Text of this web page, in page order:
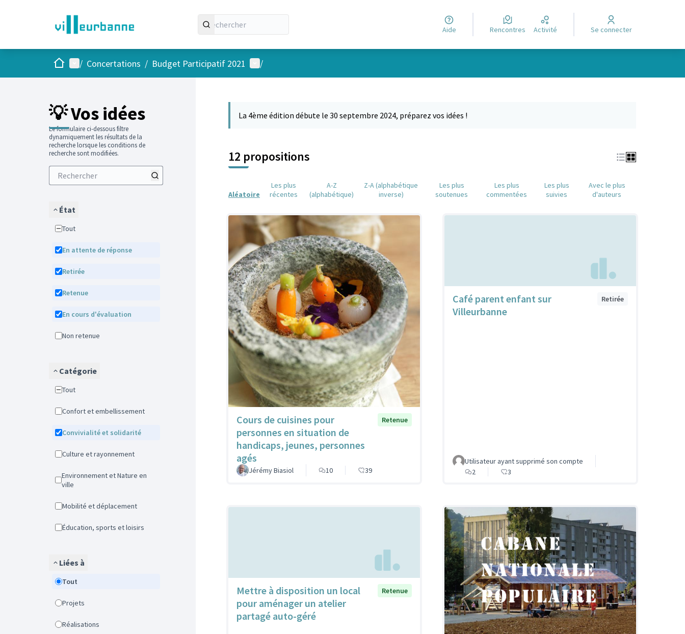
Aide Rencontres Activité Se connecter
AccueilMenu principal
/ Concertations / Budget Participatif 2021 Menu utilisateur
/
💡 Vos idées
Le formulaire ci-dessous filtre
dynamiquement les résultats de la
recherche lorsque les conditions de
recherche sont modifiées.
État
Tout
En attente de réponse
Retirée
Retenue
En cours d'évaluation
Non retenue
Catégorie
Tout
Confort et embellissement
Convivialité et solidarité
Culture et rayonnement
Environnement et Nature en
ville
Mobilité et déplacement
Éducation, sports et loisirs
Liées à
Tout
Projets
Réalisations
La 4ème édition débute le 30 septembre 2024, préparez vos idées !
12 propositions
Aléatoire
Les plus
récentes
A-Z
(alphabétique)
Z-A (alphabétique
inverse)
Les plus
soutenues
Les plus
commentées
Les plus
suivies
Avec le plus
d'auteurs
Cours de cuisines pour
personnes en situation de
handicaps, jeunes, personnes
agés
Retenue
Jérémy Biasiol 10 39
Café parent enfant sur
Villeurbanne
Retirée
Utilisateur ayant supprimé son compte
2
3
Mettre à disposition un local
pour aménager un atelier
partagé auto-géré
Retenue